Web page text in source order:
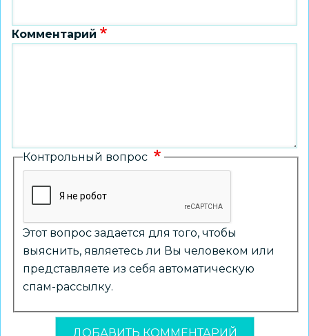
Комментарий
Контрольный вопрос
Этот вопрос задается для того, чтобы
выяснить, являетесь ли Вы человеком или
представляете из себя автоматическую
спам-рассылку.